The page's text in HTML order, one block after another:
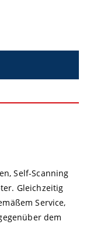
Self-Scanning
Gleichzeitig
Service,
dem